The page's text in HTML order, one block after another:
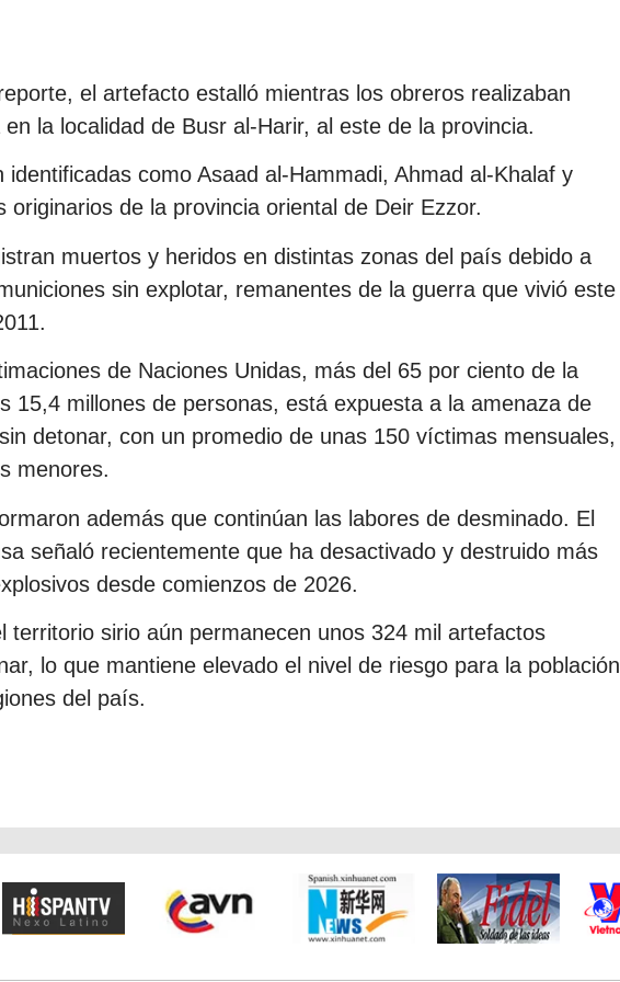
el artefacto estalló mientras los obreros realizaban
en la localidad de Busr al-Harir, al este de la provincia.
como Asaad al-Hammadi, Ahmad al-Khalaf y
originarios de la provincia oriental de Deir Ezzor.
muertos y heridos en distintas zonas del país debido a
sin explotar, remanentes de la guerra que vivió este
de Naciones Unidas, más del 65 por ciento de la
15,4 millones de personas, está expuesta a la amenaza de
detonar, con un promedio de unas 150 víctimas mensuales,
menores.
además que continúan las labores de desminado. El
señaló recientemente que ha desactivado y destruido más
desde comienzos de 2026.
territorio sirio aún permanecen unos 324 mil artefactos
lo que mantiene elevado el nivel de riesgo para la población
del país.